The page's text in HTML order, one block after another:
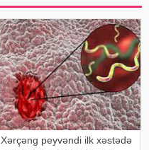
Xərçəng peyvəndi ilk xəstədə